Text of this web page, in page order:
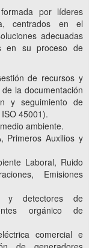
AMBIENTALES
DE FUEGO
RESCATE
TERMICA
por líderes
centrados en el
adecuadas
en su proceso de
de recursos y
la documentación
y seguimiento de
45001).
ambiente.
Primeros Auxilios y
Laboral, Ruido
Emisiones
y detectores de
orgánico de
comercial e